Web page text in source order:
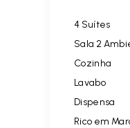
4 Suítes
Sala 2
Cozinha
Lavabo
Dispensa
Rico em